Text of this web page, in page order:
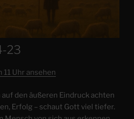
23
11 Uhr ansehen
den äußeren Eindruck achten
Erfolg – schaut Gott viel tiefer.